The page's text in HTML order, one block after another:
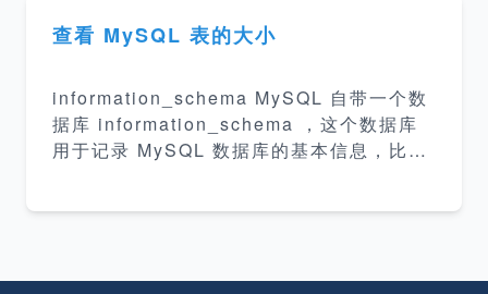
nnoDB MySQL 5.5.8 版本之后的默认存储
引擎，事务性，行锁，支持外键。 MyISAM
引，主要面对一些 OLAP 数据库应用。My
SQL 5.5.6 版本之前的默认存储引擎。 ND
B 存储引擎是一个集群存储引擎。 Memory
查看 MySQL 表的大小
information_schema MySQL 自带一个数
据库 information_schema ，这个数据库
用于记录 MySQL 数据库的基本信息，比如
s You can turn off this feature to get a